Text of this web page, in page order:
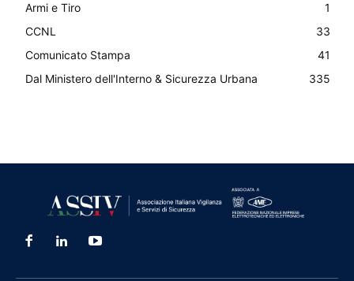
Armi e Tiro
1
CCNL
33
Comunicato Stampa
41
Dal Ministero dell'Interno & Sicurezza Urbana
335